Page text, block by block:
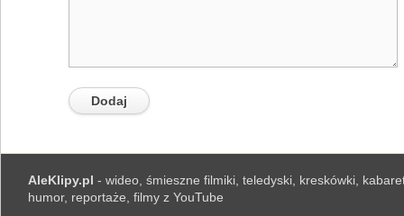
AleKlipy.pl - wideo, śmieszne filmiki, teledyski, kreskówki,
humor, reportaże, filmy z YouTube